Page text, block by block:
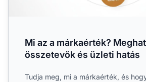
Mi az a márkaérték?
összetevők és üzleti hatás
Tudja meg, mi a márkaérték, és